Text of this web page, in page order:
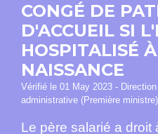
CONGÉ DE
D'ACCUEIL SI
HOSPITALISÉ
NAISSANCE
Vérifié le 01 May 2023 -
administrative (Première ministre)
Le père salarié a